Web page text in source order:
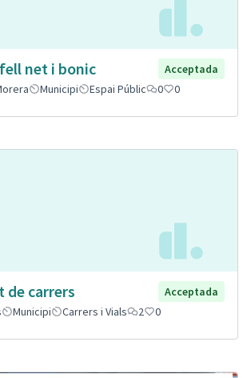
net i bonic
Acceptada
Municipi Espai Públic 0 0
de carrers
Acceptada
Municipi Carrers i Vials 2 0